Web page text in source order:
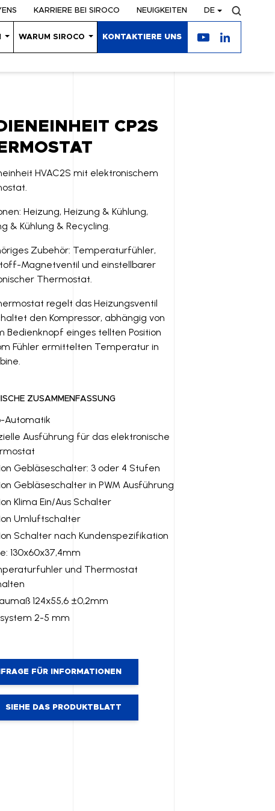
KARRIERE BEI SIROCO NEUIGKEITEN DE
WARUM SIROCO KONTAKTIERE UNS
CP2S
HVAC2S mit elektronischem
Heizung, Heizung & Kühlung,
& Kühlung & Recycling.
Zubehör: Temperaturfühler,
Magnetventil und einstellbarer
Thermostat.
regelt das Heizungsventil
den Kompressor, abhängig von
Bedienknopf einges tellten Position
Fühler ermittelten Temperatur in
ZUSAMMENFASSUNG
Automatik
Ausführung für das elektronische
Gebläseschalter: 3 oder 4 Stufen
Gebläseschalter in PWM Ausführung
Klima Ein/Aus Schalter
Umluftschalter
Schalter nach Kundenspezifikation
130x60x37,4mm
und Thermostat
124x55,6 ±0,2mm
2-5 mm
FÜR INFORMATIONEN
SIEHE DAS PRODUKTBLATT